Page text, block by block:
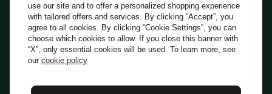
Domande frequenti
Lavora con noi
Diventa Shopper
Investitori
PrivacyCookiePreferenze Cookie
Termini e Condizioni
Italiano
use our site and to offer a personalized shopping experience
with tailored offers and services. By clicking “Accept”, you
agree to all cookies. By clicking “Cookie Settings”, you can
choose which cookies to allow. If you close this banner with
“X”, only essential cookies will be used. To learn more, see
our cookie policy